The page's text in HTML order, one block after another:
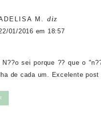
M. diz
01/2016 em 18:57
N??o sei porque ?? que o
de cada um. Excelente post